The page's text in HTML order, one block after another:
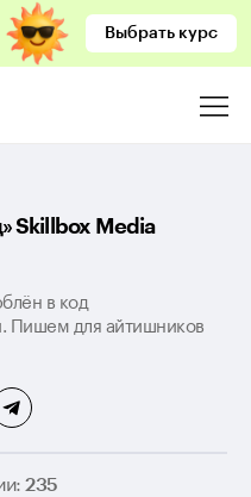
Выбрать курс
Skillbox Media
в код
Пишем для айтишников
235